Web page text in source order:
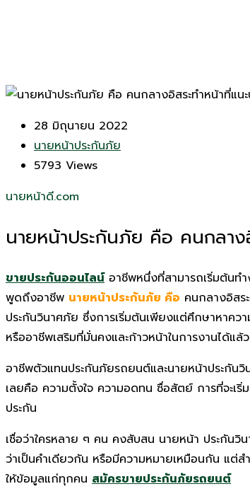
28 มิถุนายน 2022
นายหน้าประกันภัย
5793 Views
นายหน้าดี.com
นายหน้าประกันภัย คือ คนกลาง
ขายประกันออนไลน์อาชีพหนึ่งที่สามารถเริ่มต้นท
พูดถึงอาชีพ นายหน้าประกันภัย คือ คนกลางอิสร
ประกันวินาศภัย ซึ่งการเริ่มต้นเพียงแต่ศึกษาหาค
หรืออาชีพเสริมที่มั่นคงและก้าวหน้าในการงานได้แล้ว
อาชีพตัวแทนประกันภัยรถยนต์และนายหน้าประกัน
เลยคือ ความตั้งใจ ความอดทน ซื่อสัตย์ การที่จะเ
ประกัน
เชื่อว่าใครหลาย ๆ คน คงสับสน นายหน้า ประกันวิ
ว่าเป็นคำเดียวกัน หรือมีความหมายเหมือนกัน แต่
ให้ข้อมูลแก่ทุกคน สมัครขายประกันภัยรถยนต์